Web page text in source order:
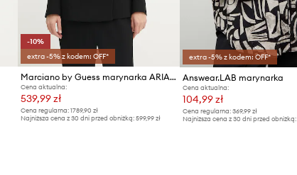
-10%
extra -5% z kodem: OFF*
Marciano by Guess marynarka ARIANA
Cena aktualna:
539,99 zł
Cena regularna: 1789,90 zł
Najniższa cena z 30 dni przed obniżką: 599,99 zł
extra -5% z kodem: OFF*
Answear.LAB marynarka
Cena aktualna:
104,99 zł
Cena regularna: 369,99 zł
Najniższa cena z 30 dni przed obniżką: